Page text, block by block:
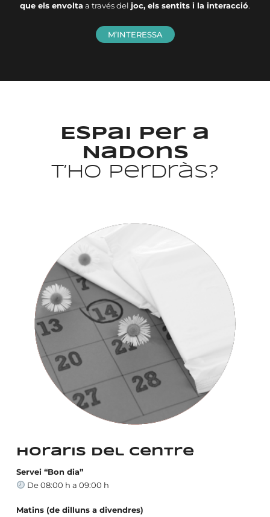
que els envoltaa través del joc, els sentits i la interacció.
M’INTERESSA
Espai per a
Nadons
T’ho perdràs?
Horaris del centre
Servei “Bon dia”
De 08:00 h a 09:00 h
Matins (de dilluns a divendres)